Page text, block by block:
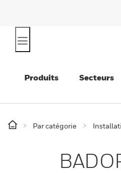
Produits Secteurs
Par catégorie